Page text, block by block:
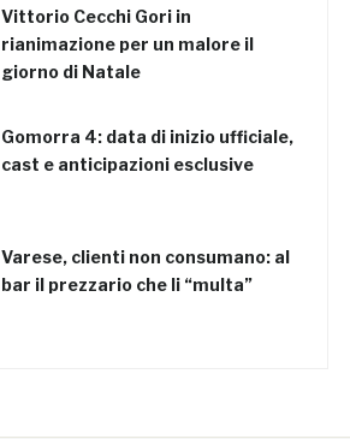
Vittorio Cecchi Gori in
rianimazione per un malore il
giorno di Natale
Gomorra 4: data di inizio ufficiale,
cast e anticipazioni esclusive
Varese, clienti non consumano: al
bar il prezzario che li “multa”